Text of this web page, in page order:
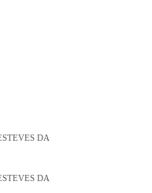
DA
DA